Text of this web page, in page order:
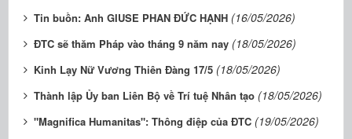
Tin buồn: Anh GIUSE PHAN ĐỨC HẠNH (16/05/2026)
ĐTC sẽ thăm Pháp vào tháng 9 năm nay (18/05/2026)
Kinh Lạy Nữ Vương Thiên Đàng 17/5 (18/05/2026)
Thành lập Ủy ban Liên Bộ về Trí tuệ Nhân tạo (18/05/2026)
"Magnifica Humanitas": Thông điệp của ĐTC (19/05/2026)